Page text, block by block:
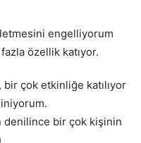
engelliyorum
özellik katıyor.
bir çok etkinliğe katılıyor
denilince bir çok kişinin